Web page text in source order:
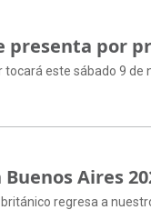
presenta por
tocará este sábado 9 de
Aires
regresa a